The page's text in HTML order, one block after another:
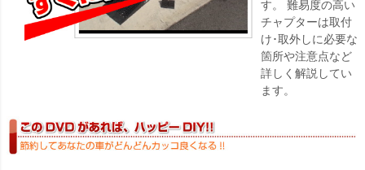
す。 難易度の高い
チャプターは取付
け･取外しに必要な
箇所や注意点など
詳しく解説してい
ます。